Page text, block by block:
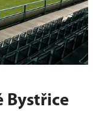
Bystřice